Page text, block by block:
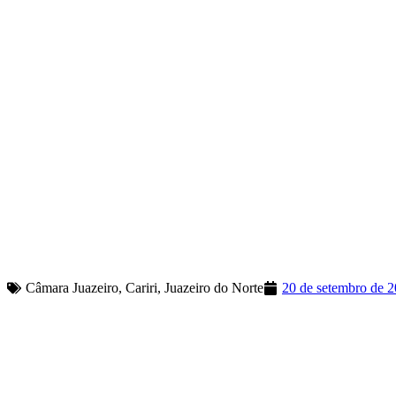
Câmara Juazeiro, Cariri, Juazeiro do Norte 20 de setembro de